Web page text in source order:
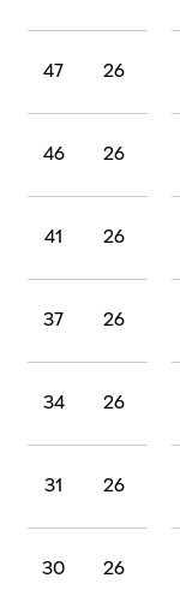
26
47
26
46
26
41
26
37
26
34
26
31
26
30